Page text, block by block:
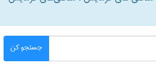
جستجو کن